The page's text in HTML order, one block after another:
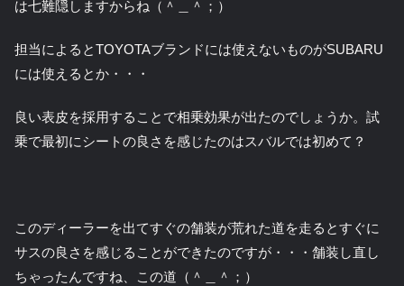
は七難隠しますからね（＾＿＾；）
担当によるとTOYOTAブランドには使えないものがSUBARU
には使えるとか・・・
良い表皮を採用することで相乗効果が出たのでしょうか。試
乗で最初にシートの良さを感じたのはスバルでは初めて？
このディーラーを出てすぐの舗装が荒れた道を走るとすぐに
サスの良さを感じることができたのですが・・・舗装し直し
ちゃったんですね、この道（＾＿＾；）